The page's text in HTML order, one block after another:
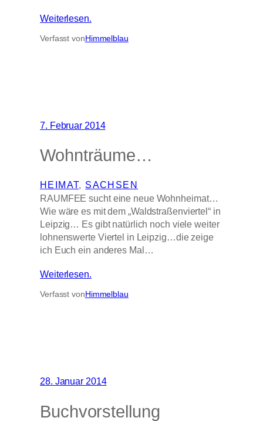
Weiterlesen.
Verfasst vonHimmelblau
7. Februar 2014
Wohnträume…
HEIMAT, SACHSEN
RAUMFEE sucht eine neue Wohnheimat…
Wie wäre es mit dem „Waldstraßenviertel“ in
Leipzig… Es gibt natürlich noch viele weiter
lohnenswerte Viertel in Leipzig…die zeige
ich Euch ein anderes Mal…
Weiterlesen.
Verfasst vonHimmelblau
28. Januar 2014
Buchvorstellung